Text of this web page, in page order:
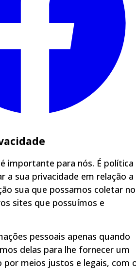
importante para nós. É política
a sua privacidade em relação a
sua que possamos coletar no
sites que possuímos e
pessoais apenas quando
delas para lhe fornecer um
por meios justos e legais, com